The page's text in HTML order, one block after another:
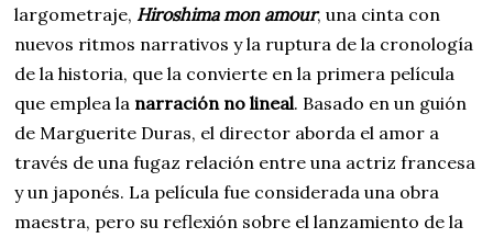
largometraje, Hiroshima mon amour, una cinta con
nuevos ritmos narrativos y la ruptura de la cronología
de la historia, que la convierte en la primera película
que emplea la narración no lineal. Basado en un guión
de Marguerite Duras, el director aborda el amor a
través de una fugaz relación entre una actriz francesa
y un japonés. La película fue considerada una obra
maestra, pero su reflexión sobre el lanzamiento de la